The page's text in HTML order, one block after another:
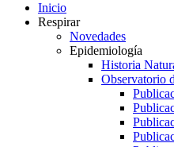
Inicio
Respirar
Novedades
Epidemiología
Historia
Observatorio